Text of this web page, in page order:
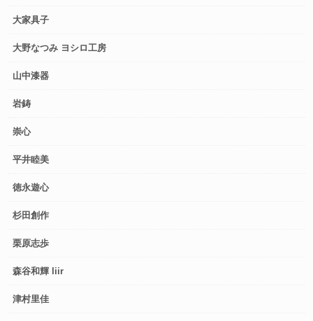
大家具子
大野なつみ ヨシロ工房
山中漆器
岩鋳
崇心
平井睦美
徳永遊心
杉田創作
栗原志歩
森谷和輝 liir
津村里佳